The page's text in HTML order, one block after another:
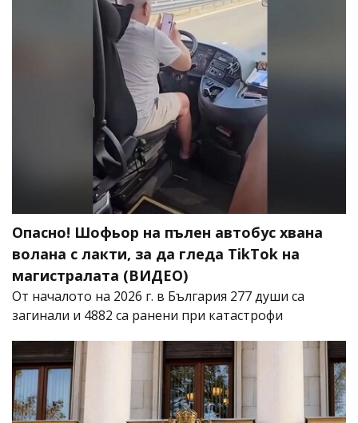
Опасно! Шофьор на пълен автобус хвана
волана с лакти, за да гледа TikTok на
магистралата (ВИДЕО)
От началото на 2026 г. в България 277 души са
загинали и 4882 са ранени при катастрофи